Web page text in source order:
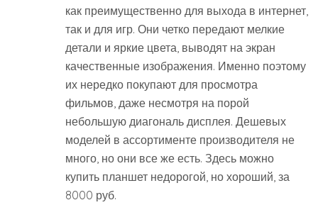
как преимущественно для выхода в интернет,
так и для игр. Они четко передают мелкие
детали и яркие цвета, выводят на экран
качественные изображения. Именно поэтому
их нередко покупают для просмотра
фильмов, даже несмотря на порой
небольшую диагональ дисплея. Дешевых
моделей в ассортименте производителя не
много, но они все же есть. Здесь можно
купить планшет недорогой, но хороший, за
8000 руб.